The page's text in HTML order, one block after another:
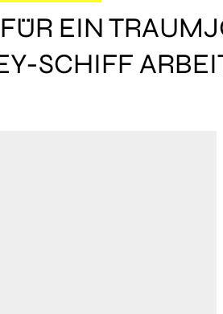
EIN
SCHIFF